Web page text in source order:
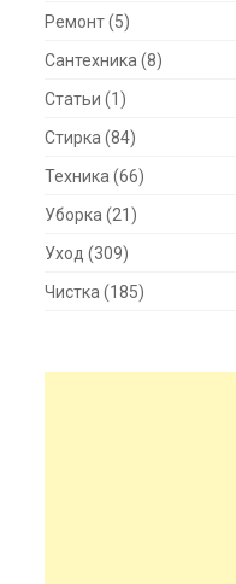
Ремонт(5)
Сантехника (8)
Статьи (1)
Стирка (84)
Техника (66)
Уборка (21)
Уход (309)
Чистка (185)